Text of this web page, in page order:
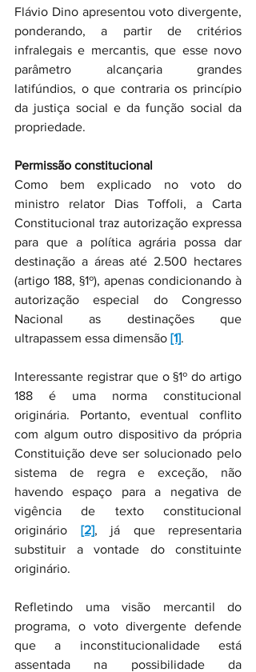
Flávio Dino apresentou voto divergente,
ponderando, a partir de critérios
infralegais e mercantis, que esse novo
parâmetro alcançaria grandes
latifúndios, o que contraria os princípio
da justiça social e da função social da
propriedade.
Permissão constitucional
Como bem explicado no voto do
ministro relator Dias Toffoli, a Carta
Constitucional traz autorização expressa
para que a política agrária possa dar
destinação a áreas até 2.500 hectares
(artigo 188, §1º), apenas condicionando à
autorização especial do Congresso
Nacional as destinações que
ultrapassem essa dimensão [1].
Interessante registrar que o §1º do artigo
188 é uma norma constitucional
originária. Portanto, eventual conflito
com algum outro dispositivo da própria
Constituição deve ser solucionado pelo
sistema de regra e exceção, não
havendo espaço para a negativa de
vigência de texto constitucional
originário [2], já que representaria
substituir a vontade do constituinte
originário.
Refletindo uma visão mercantil do
programa, o voto divergente defende
que a inconstitucionalidade está
assentada na possibilidade da